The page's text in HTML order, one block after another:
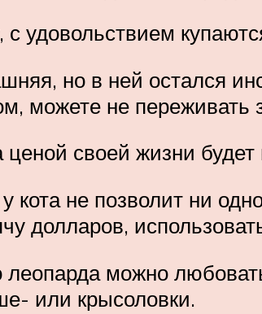
удовольствием
но в ней остался
можете не переживать
ценой своей жизни будет
кота не позволит ни
долларов,
можно
или крысоловки.